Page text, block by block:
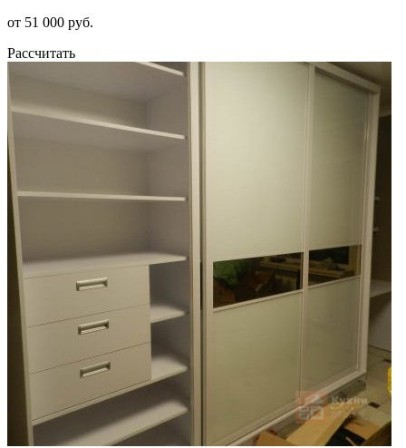
от 51 000 руб.
Рассчитать